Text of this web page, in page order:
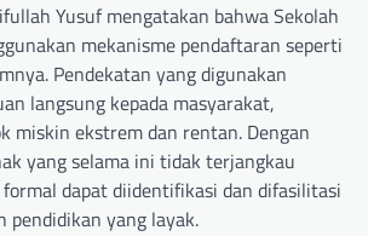
Yusuf mengatakan bahwa Sekolah
mekanisme pendaftaran seperti
Pendekatan yang digunakan
langsung kepada masyarakat,
miskin ekstrem dan rentan. Dengan
yang selama ini tidak terjangkau
dapat diidentifikasi dan difasilitasi
pendidikan yang layak.